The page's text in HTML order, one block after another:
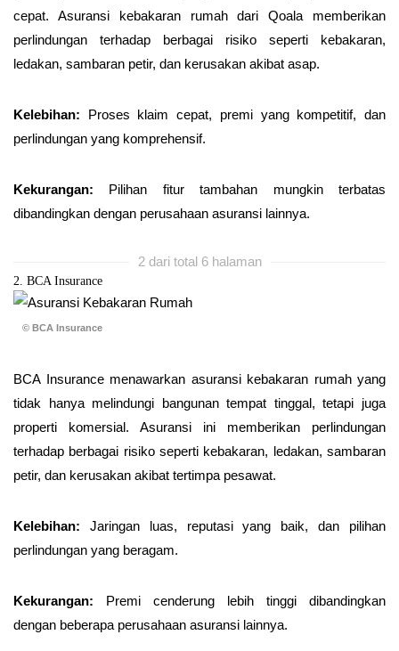
cepat. Asuransi kebakaran rumah dari Qoala memberikan
perlindungan terhadap berbagai risiko seperti kebakaran,
ledakan, sambaran petir, dan kerusakan akibat asap.
Kelebihan: Proses klaim cepat, premi yang kompetitif, dan
perlindungan yang komprehensif.
Kekurangan: Pilihan fitur tambahan mungkin terbatas
dibandingkan dengan perusahaan asuransi lainnya.
2 dari total 6 halaman
2. BCA Insurance
© BCA Insurance
BCA Insurance menawarkan asuransi kebakaran rumah yang
tidak hanya melindungi bangunan tempat tinggal, tetapi juga
properti komersial. Asuransi ini memberikan perlindungan
terhadap berbagai risiko seperti kebakaran, ledakan, sambaran
petir, dan kerusakan akibat tertimpa pesawat.
Kelebihan: Jaringan luas, reputasi yang baik, dan pilihan
perlindungan yang beragam.
Kekurangan: Premi cenderung lebih tinggi dibandingkan
dengan beberapa perusahaan asuransi lainnya.